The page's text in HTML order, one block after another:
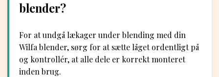
blender?
For at undgå lækager under blending med din
Wilfa blender, sørg for at sætte låget ordentligt på
og kontrollér, at alle dele er korrekt monteret
inden brug.